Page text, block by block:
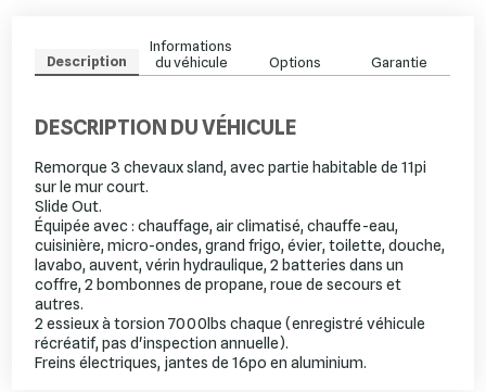
Description
Informations
du véhicule
Options Garantie
DESCRIPTION DU VÉHICULE
Remorque 3 chevaux sland, avec partie habitable de 11pi
sur le mur court.
Slide Out.
Équipée avec : chauffage, air climatisé, chauffe-eau,
cuisinière, micro-ondes, grand frigo, évier, toilette, douche,
lavabo, auvent, vérin hydraulique, 2 batteries dans un
coffre, 2 bombonnes de propane, roue de secours et
autres.
2 essieux à torsion 7000lbs chaque (enregistré véhicule
récréatif, pas d'inspection annuelle).
Freins électriques, jantes de 16po en aluminium.